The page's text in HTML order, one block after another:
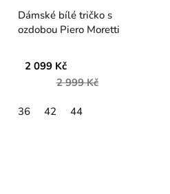
Dámské bílé tričko s
ozdobou Piero Moretti
2 099 Kč
2 999 Kč
36 42 44